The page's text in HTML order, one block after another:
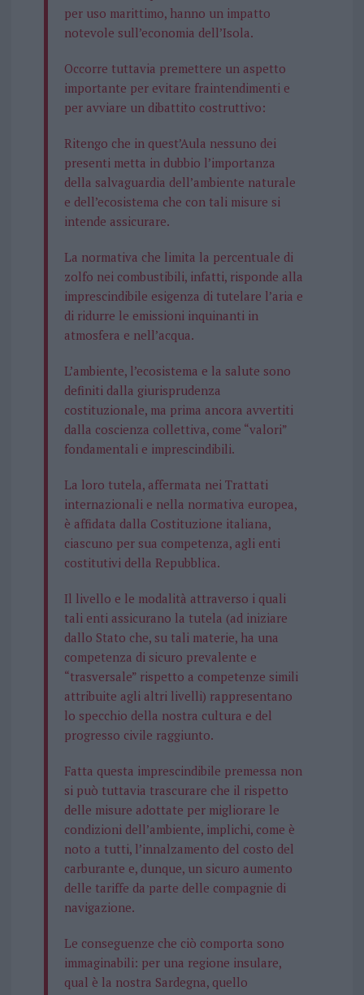
per uso marittimo, hanno un impatto
notevole sull’economia dell’Isola.
Occorre tuttavia premettere un aspetto
importante per evitare fraintendimenti e
per avviare un dibattito costruttivo:
Ritengo che in quest’Aula nessuno dei
presenti metta in dubbio l’importanza
della salvaguardia dell’ambiente naturale
e dell’ecosistema che con tali misure si
intende assicurare.
La normativa che limita la percentuale di
zolfo nei combustibili, infatti, risponde alla
imprescindibile esigenza di tutelare l’aria e
di ridurre le emissioni inquinanti in
atmosfera e nell’acqua.
L’ambiente, l’ecosistema e la salute sono
definiti dalla giurisprudenza
costituzionale, ma prima ancora avvertiti
dalla coscienza collettiva, come “valori”
fondamentali e imprescindibili.
La loro tutela, affermata nei Trattati
internazionali e nella normativa europea,
è affidata dalla Costituzione italiana,
ciascuno per sua competenza, agli enti
costitutivi della Repubblica.
Il livello e le modalità attraverso i quali
tali enti assicurano la tutela (ad iniziare
dallo Stato che, su tali materie, ha una
competenza di sicuro prevalente e
“trasversale” rispetto a competenze simili
attribuite agli altri livelli) rappresentano
lo specchio della nostra cultura e del
progresso civile raggiunto.
Fatta questa imprescindibile premessa non
si può tuttavia trascurare che il rispetto
delle misure adottate per migliorare le
condizioni dell’ambiente, implichi, come è
noto a tutti, l’innalzamento del costo del
carburante e, dunque, un sicuro aumento
delle tariffe da parte delle compagnie di
navigazione.
Le conseguenze che ciò comporta sono
immaginabili: per una regione insulare,
qual è la nostra Sardegna, quello